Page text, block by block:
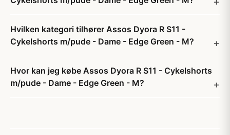
Hvilken kategori tilhører Assos Dyora R S11 -
Cykelshorts m/pude - Dame - Edge Green - M?
Hvor kan jeg købe Assos Dyora R S11 - Cykelshorts
m/pude - Dame - Edge Green - M?